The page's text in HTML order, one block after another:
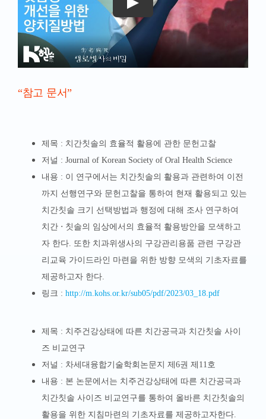
“참고 문서”
제목 : 치간칫솔의 효율적 활용에 관한 문헌고찰
저널 : Journal of Korean Society of Oral Health Science
내용 : 이 연구에서는 치간칫솔의 활용과 관련하여 이전
까지 선행연구와 문헌고찰을 통하여 현재 활용되고 있는
치간칫솔 크기 선택방법과 행정에 대해 조사 연구하여
치간 ⋅ 칫솔의 임상에서 의 효율적 활용방안을 모색하고
자 한다. 또한 치과위생사의 구강관리용품 관련 구강관
리교육 가이드라인 마련을 위한 방향 모색의 기초자료를
제공하고자 한다.
링크 : http://m.kohs.or.kr/sub05/pdf/2023/03_18.pdf
제목 : 치주건강상태에 따른 치간공극과 치간칫솔 사이
즈 비교연구
저널 : 차세대융합기술학회논문지 제6권 제11호
내 용 : 본 논문에서는 치주건강상태에 따른 치간공극과
치간칫솔 사이즈 비교연구를 통하여 올바른 치간칫솔의
활용을 위한 지침마련의 기초자료를 제공하고자한다.